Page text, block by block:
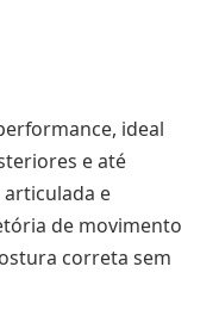
ideal
e até
e
de movimento
correta sem